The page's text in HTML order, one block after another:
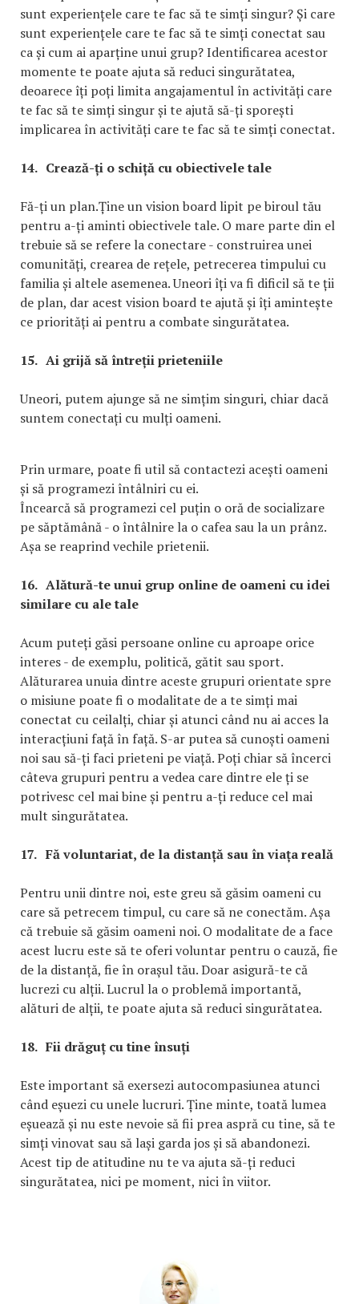
sunt experiențele care te fac să te simți singur? Și care
sunt experiențele care te fac să te simți conectat sau
ca și cum ai aparține unui grup? Identificarea acestor
momente te poate ajuta să reduci singurătatea,
deoarece îți poți limita angajamentul în activități care
te fac să te simți singur și te ajută să-ți sporești
implicarea în activități care te fac să te simți conectat.
14. Crează-ți o schiță cu obiectivele tale
Fă-ți un plan.Ține un vision board lipit pe biroul tău
pentru a-ți aminti obiectivele tale. O mare parte din el
trebuie să se refere la conectare - construirea unei
comunități, crearea de rețele, petrecerea timpului cu
familia și altele asemenea. Uneori îți va fi dificil să te ții
de plan, dar acest vision board te ajută și îți amintește
ce priorități ai pentru a combate singurătatea.
15. Ai grijă să întreții prieteniile
Uneori, putem ajunge să ne simțim singuri, chiar dacă
suntem conectați cu mulți oameni.
Prin urmare, poate fi util să contactezi acești oameni
și să programezi întâlniri cu ei.
Încearcă să programezi cel puțin o oră de socializare
pe săptămână - o întâlnire la o cafea sau la un prânz.
Așa se reaprind vechile prietenii.
16. Alătură-te unui grup online de oameni cu idei
similare cu ale tale
Acum puteți găsi persoane online cu aproape orice
interes - de exemplu, politică, gătit sau sport.
Alăturarea unuia dintre aceste grupuri orientate spre
o misiune poate fi o modalitate de a te simți mai
conectat cu ceilalți, chiar și atunci când nu ai acces la
interacțiuni față în față. S-ar putea să cunoști oameni
noi sau să-ți faci prieteni pe viață. Poți chiar să încerci
câteva grupuri pentru a vedea care dintre ele ți se
potrivesc cel mai bine și pentru a-ți reduce cel mai
mult singurătatea.
17. Fă voluntariat, de la distanță sau în viața reală
Pentru unii dintre noi, este greu să găsim oameni cu
care să petrecem timpul, cu care să ne conectăm. Așa
că trebuie să găsim oameni noi. O modalitate de a face
acest lucru este să te oferi voluntar pentru o cauză, fie
de la distanță, fie în orașul tău. Doar asigură-te că
lucrezi cu alții. Lucrul la o problemă importantă,
alături de alții, te poate ajuta să reduci singurătatea.
18. Fii drăguț cu tine însuți
Este important să exersezi autocompasiunea atunci
când eșuezi cu unele lucruri. Ține minte, toată lumea
eșuează și nu este nevoie să fii prea aspră cu tine, să te
simți vinovat sau să lași garda jos și să abandonezi.
Acest tip de atitudine nu te va ajuta să-ți reduci
singurătatea, nici pe moment, nici în viitor.